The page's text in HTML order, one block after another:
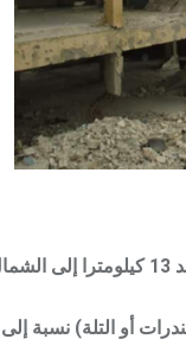
تبلغ 0,16 كيلومتر مربع، ومعظم سكان المخيم من